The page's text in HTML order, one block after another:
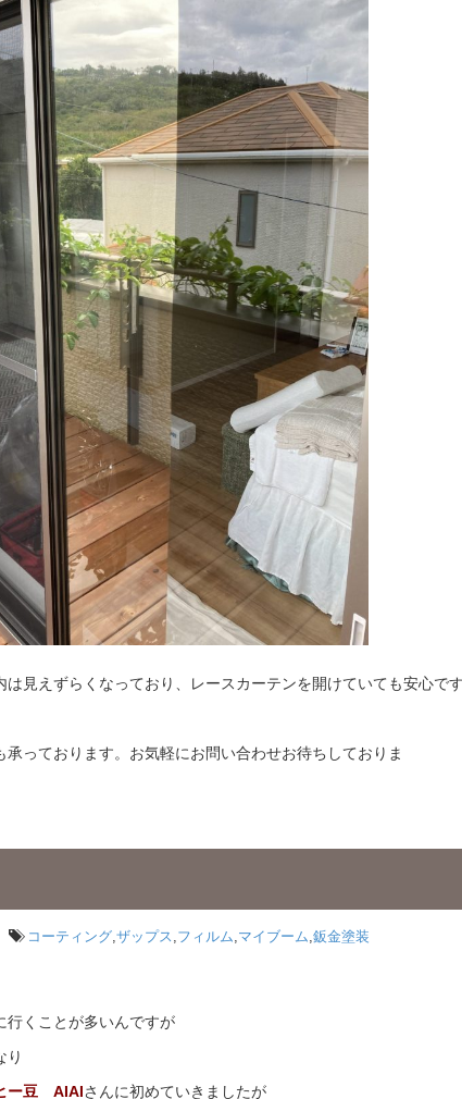
見えずらくなっており、レースカーテンを開けていても安心です
っております。お気軽にお問い合わせお待ちしておりま
コーティング ザップス フィルム マイブーム 鈑金塗装
行くことが多いんですが
り
ー豆 AIAIさんに初めていきましたが